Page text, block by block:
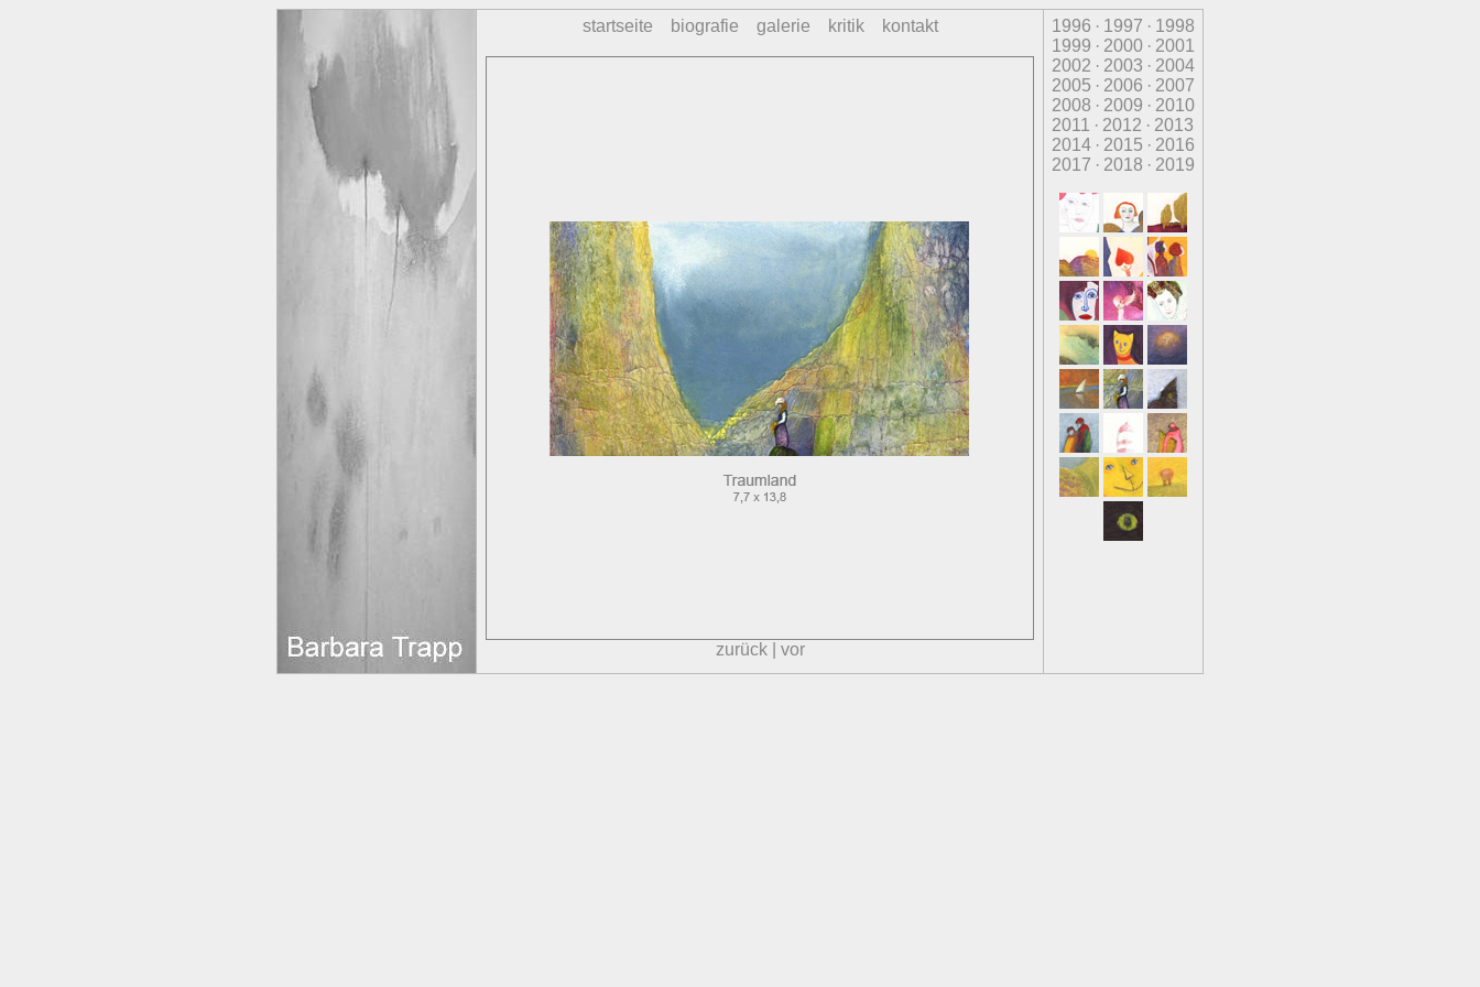
startseite biografie galerie kritik kontakt
zurück| vor
1996 · 1997 · 1998
1999 · 2000 · 2001
2002 · 2003 · 2004
2005 · 2006 · 2007
2008 · 2009 · 2010
2011 · 2012 · 2013
2014 · 2015 · 2016
2017 · 2018 · 2019